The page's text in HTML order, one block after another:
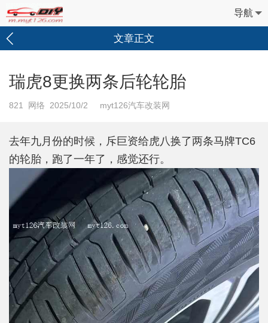
导航
文章正文
瑞虎8更换两条后轮轮胎
821 网络 2025/10/2 myt126汽车改装网
去年九月份的时候，斥巨资给虎八换了两条马牌TC6
的轮胎，跑了一年了，感觉还行。